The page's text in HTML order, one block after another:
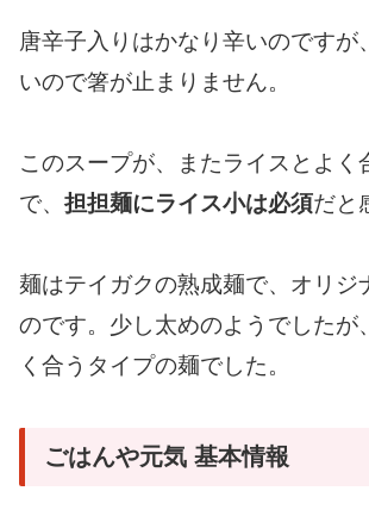
唐辛子入りはかなり辛いのですが
いので箸が止まりません。
このスープが、またライスとよく
で、 担担麺にライス小は必須だと
麺はテイガクの熟成麺で、オリジ
のです。少し太めのようでしたが
く合うタイプの麺でした。
ごはんや元気 基本情報